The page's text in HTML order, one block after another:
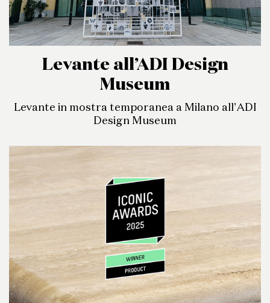
Levante all’ADI Design
Museum
Levante in mostra temporanea a Milano all'ADI
Design Museum